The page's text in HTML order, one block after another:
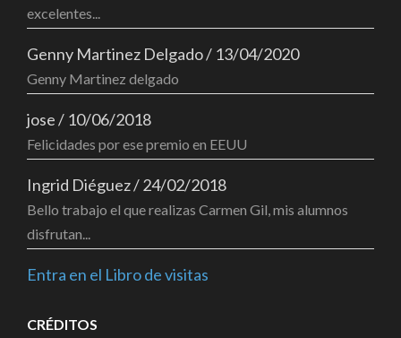
excelentes...
Genny Martinez Delgado/ 13/04/2020
Genny Martinez delgado
jose/ 10/06/2018
Felicidades por ese premio en EEUU
Ingrid Diéguez/24/02/2018
Bello trabajo el que realizas Carmen Gil, mis alumnos
disfrutan...
Entra en el Libro de visitas
CRÉDITOS